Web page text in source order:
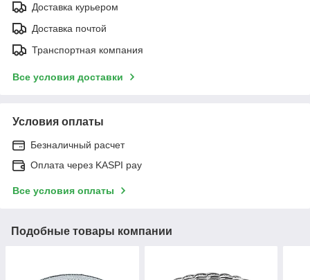
Доставка курьером
Доставка почтой
Транспортная компания
Все условия доставки
Условия оплаты
Безналичный расчет
Оплата через KASPI pay
Все условия оплаты
Подобные товары компании